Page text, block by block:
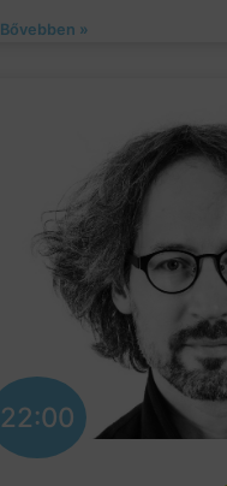
Bővebben »
22:00